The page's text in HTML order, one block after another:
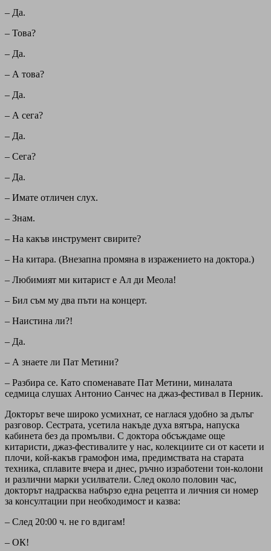
– Да.
– Това?
– Да.
– А това?
– Да.
– А сега?
– Да.
– Сега?
– Да.
– Имате отличен слух.
– Знам.
– На какъв инструмент свирите?
– На китара. (Внезапна промяна в изражението на доктора.)
– Любимият ми китарист е Ал ди Меола!
– Бил съм му два пъти на концерт.
– Наистина ли?!
– Да.
– А знаете ли Пат Метини?
– Разбира се. Като споменавате Пат Метини, миналата
седмица слушах Антонио Санчес на джаз-фестивал в Перник.
Докторът вече широко усмихнат, се наглася удобно за дълъг
разговор. Сестрата, усетила накъде духа вятъра, напуска
кабинета без да промълви. С доктора обсъждаме още
китаристи, джаз-фестивалите у нас, колекциите си от касети и
плочи, кой-какъв грамофон има, предимствата на старата
техника, сплавите вчера и днес, ръчно изработени тон-колони
и различни марки усилватели. След около половин час,
докторът надрасква набързо една рецепта и личния си номер
за консултации при необходимост и казва:
– След 20:00 ч. не го вдигам!
– ОК!